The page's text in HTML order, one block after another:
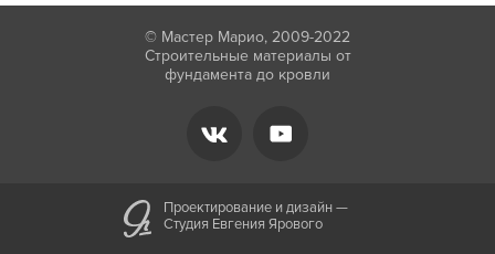
© Мастер Марио, 2009-2022
Строительные материалы от
фундамента до кровли
Проектирование и дизайн —
Студия Евгения Ярового